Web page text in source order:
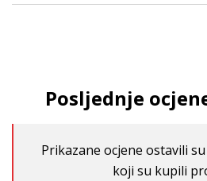
Posljednje
Prikazane ocjene ostavili
koji su kupili